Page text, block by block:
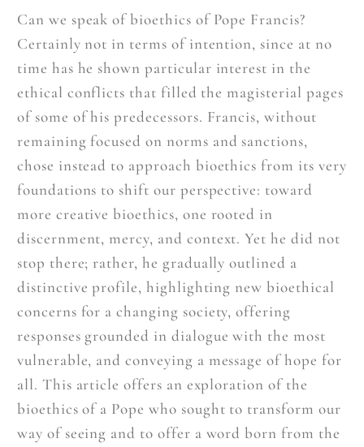
Can we speak of bioethics of Pope Francis?
Certainly not in terms of intention, since at no
time has he shown particular interest in the
ethical conflicts that filled the magisterial pages
of some of his predecessors. Francis, without
remaining focused on norms and sanctions,
chose instead to approach bioethics from its very
foundations to shift our perspective: toward
more creative bioethics, one rooted in
discernment, mercy, and context. Yet he did not
stop there; rather, he gradually outlined a
distinctive profile, highlighting new bioethical
concerns for a changing society, offering
responses grounded in dialogue with the most
vulnerable, and conveying a message of hope for
all. This article offers an exploration of the
bioethics of a Pope who sought to transform our
way of seeing and to offer a word born from the